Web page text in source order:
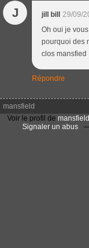
J jill bill
29/09/
Oh oui je
pourquoi des
clos mansfied
Répondre
mansfield
Voir le profil de mansfield
Signaler un abus